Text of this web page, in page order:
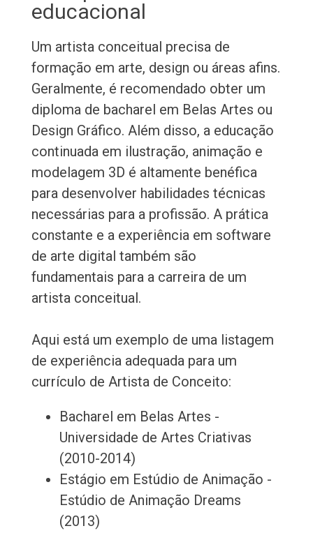
educacional
Um artista conceitual precisa de
formação em arte, design ou áreas afins.
Geralmente, é recomendado obter um
diploma de bacharel em Belas Artes ou
Design Gráfico. Além disso, a educação
continuada em ilustração, animação e
modelagem 3D é altamente benéfica
para desenvolver habilidades técnicas
necessárias para a profissão. A prática
constante e a experiência em software
de arte digital também são
fundamentais para a carreira de um
artista conceitual.
Aqui está um exemplo de uma listagem
de experiência adequada para um
currículo de Artista de Conceito:
Bacharel em Belas Artes -
Universidade de Artes Criativas
(2010-2014)
Estágio em Estúdio de Animação -
Estúdio de Animação Dreams
(2013)